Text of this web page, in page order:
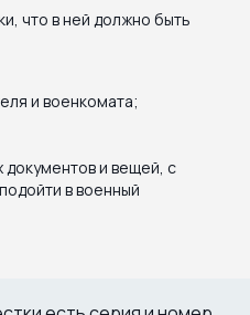
что в ней должно быть
и военкомата;
и вещей, с
в военный